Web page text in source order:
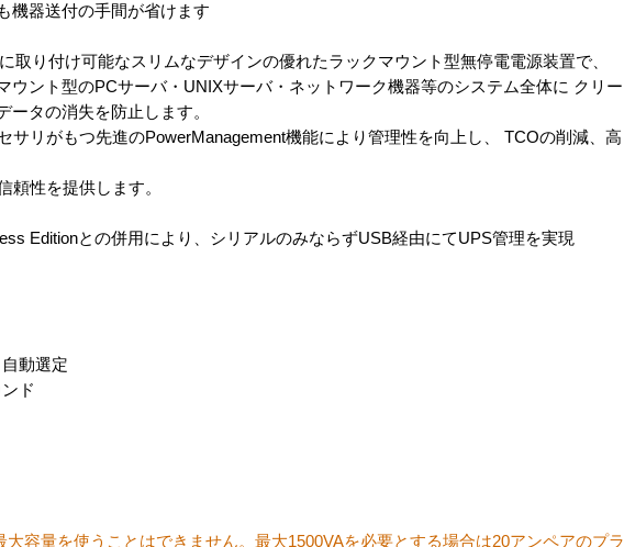
機器送付の手間が省けます
取り付け可能なスリムなデザインの優れたラックマウント型無停電電源装置で、
ウント型のPCサーバ・UNIXサーバ・ネットワーク機器等のシステム全体に クリー
ータの消失を防止します。
サリがもつ先進のPowerManagement機能により管理性を向上し、 TCOの削減、高
頼性を提供します。
Editionとの併用により、シリアルのみならずUSB経由にてUPS管理を実現
動選定
ド
容量を使うことはできません。最大1500VAを必要とする場合は20アンペアのプラ